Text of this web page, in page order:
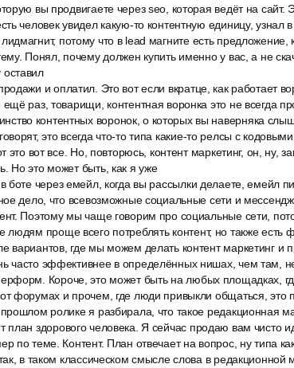
вы продвигаете через seo, которая ведёт на
человек увидел какую-то контентную единицу, узнал
потому что в lead магните есть
Понял, почему должен купить именно у вас, а не
оставил
и оплатил. Это вот если вкратце, как работает
ещё раз, товарищи, контентная воронка это не всегда
контентных воронок, о которых вы наверняка
это всегда что-то типа какие-то релсы с
это вот все. Но, повторюсь, контент маркетинг, он, ну,
Но это может быть, как я уже
боте через емейл, когда вы рассылки делаете, емейл
дело, что всевозможные социальные сети и
Поэтому мы чаще говорим про социальные сети,
людям проще всего потреблять контент, но также есть
вариантов, где мы можем делать контент маркетинг и
часто эффективнее в определённых нишах, чем там,
Короче, это может быть на любых площадках,
форумах и прочем, где люди привыкли общаться, это
ролике я разбирала, что такое редакционная
план здорового человека. Я сейчас продаю вам чисто
по теме. Контент. План отвечает на вопрос, ну типа
в таком классическом смысле слова в редакционной